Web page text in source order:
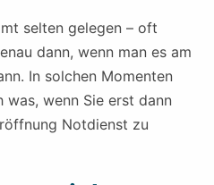
selten gelegen – oft
dann, wenn man es am
In solchen Momenten
was, wenn Sie erst dann
Notdienst zu